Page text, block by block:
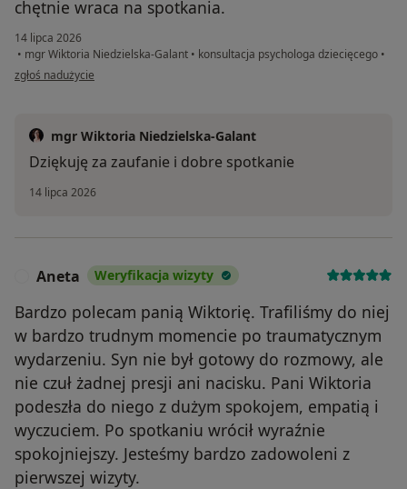
chętnie wraca na spotkania.
14 lipca 2026
• mgr Wiktoria Niedzielska-Galant • konsultacja psychologa dziecięcego •
w opinii użytkownika Pacjent
zgłoś nadużycie
mgr Wiktoria Niedzielska-Galant
Dziękuję za zaufanie i dobre spotkanie
14 lipca 2026
Aneta Weryfikacja wizyty
Bardzo polecam panią Wiktorię. Trafiliśmy do niej
w bardzo trudnym momencie po traumatycznym
wydarzeniu. Syn nie był gotowy do rozmowy, ale
nie czuł żadnej presji ani nacisku. Pani Wiktoria
podeszła do niego z dużym spokojem, empatią i
wyczuciem. Po spotkaniu wrócił wyraźnie
spokojniejszy. Jesteśmy bardzo zadowoleni z
pierwszej wizyty.